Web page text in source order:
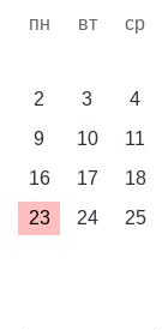
пн вт ср
2
3 4
9
10 11
16
17 18
23
24 25